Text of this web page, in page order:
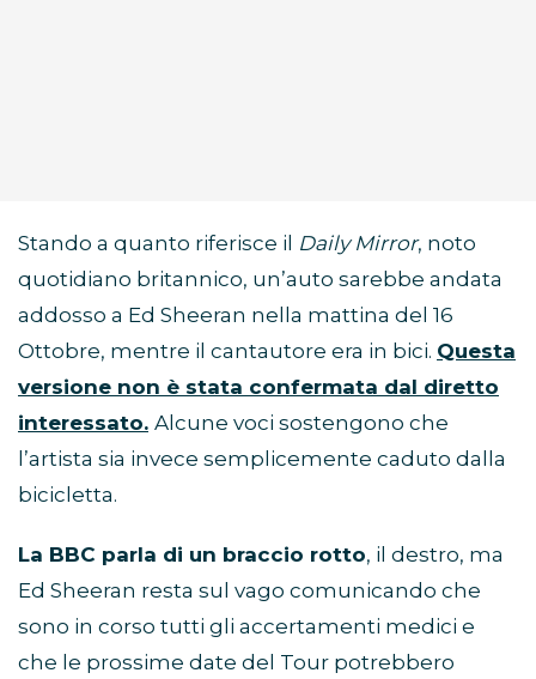
Stando a quanto riferisce il Daily Mirror, noto
quotidiano britannico, un’auto sarebbe andata
addosso a Ed Sheeran nella mattina del 16
Ottobre, mentre il cantautore era in bici. Questa
versione non è stata confermata dal diretto
interessato. Alcune voci sostengono che
l’artista sia invece semplicemente caduto dalla
bicicletta.
La BBC parla di un braccio rotto, il destro, ma
Ed Sheeran resta sul vago comunicando che
sono in corso tutti gli accertamenti medici e
che le prossime date del Tour potrebbero